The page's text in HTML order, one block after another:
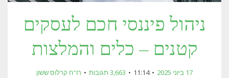
ניהול פיננסי חכם לעסקים
קטנים – כלים והמלצות
17 ביוני 2025 11:14 3,663 תגובות רו"ח קרלוס ששון